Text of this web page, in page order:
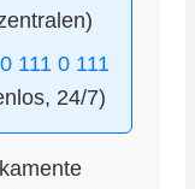
111 0 111
24/7)